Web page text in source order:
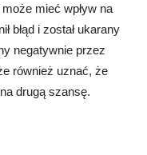
mieć wpływ na
błąd i został ukarany
negatywnie przez
również uznać, że
drugą szansę.